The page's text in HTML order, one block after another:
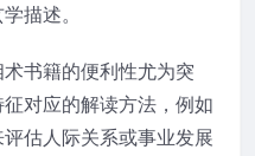
描述。
书籍的便利性尤为突
对应的解读方法，例如
估人际关系或事业发展